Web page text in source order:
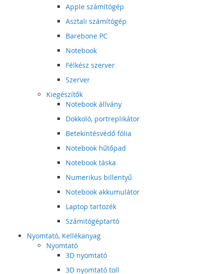
Apple számítógép
Asztali számítógép
Barebone PC
Notebook
Félkész szerver
Szerver
Kiegészítők
Notebook állvány
Dokkoló, portreplikátor
Betekintésvédő fólia
Notebook hűtőpad
Notebook táska
Numerikus billentyű
Notebook akkumulátor
Laptop tartozék
Számitógéptartó
Nyomtató, Kellékanyag
Nyomtató
3D nyomtató
3D nyomtató toll